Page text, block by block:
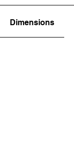
Dimensions